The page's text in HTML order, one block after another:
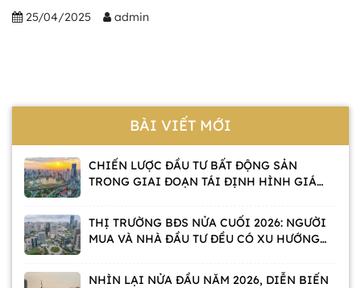
25/04/2025 admin
BÀI VIẾT MỚI
CHIẾN LƯỢC ĐẦU TƯ BẤT ĐỘNG SẢN
TRONG GIAI ĐOẠN TÁI ĐỊNH HÌNH GIÁ
THỊ TRƯỜNG BĐS NỬA CUỐI 2026: NGƯỜI
MUA VÀ NHÀ ĐẦU TƯ ĐỀU CÓ XU HƯỚNG
NHÌN LẠI NỬA ĐẦU NĂM 2026, DIỄN BIẾN